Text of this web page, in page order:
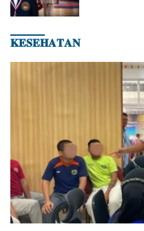
𝐊𝐄𝐒𝐄𝐇𝐀𝐓𝐀𝐍